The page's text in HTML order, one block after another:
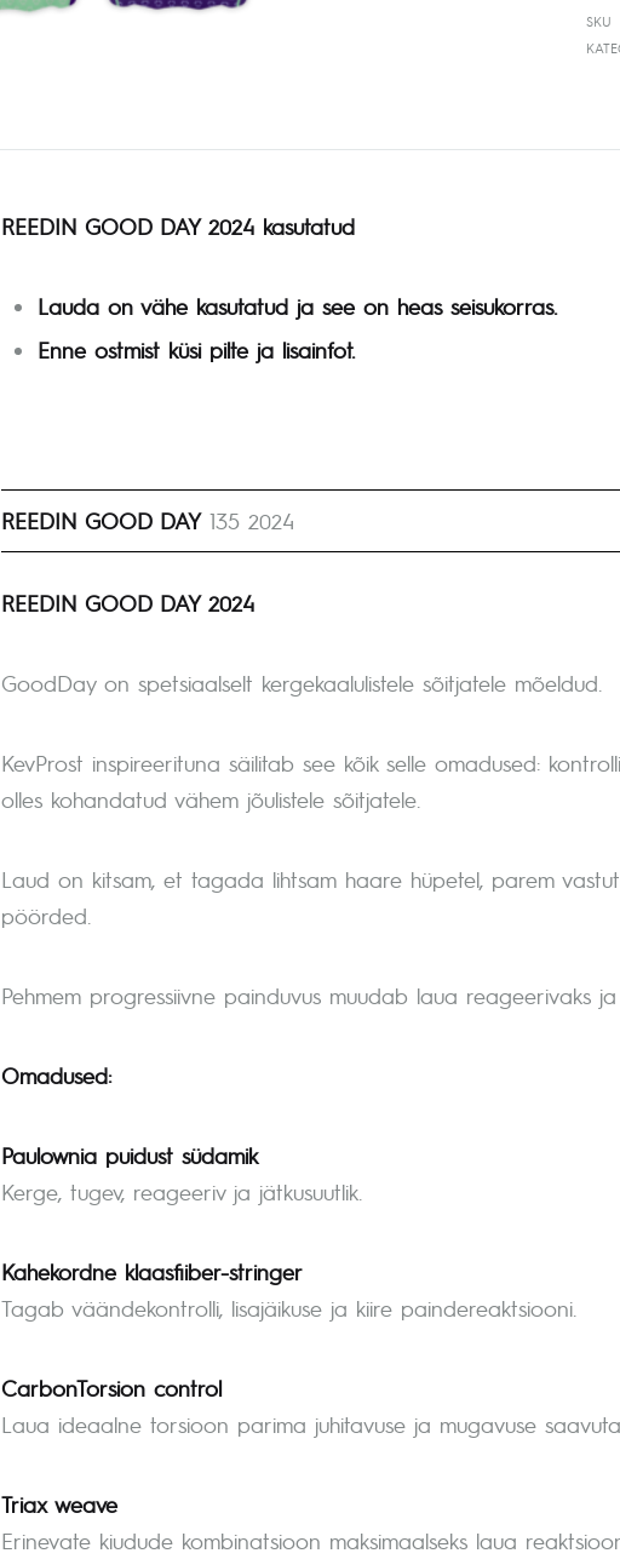
SKU
REEDIN GOOD DAY 2024 kasutatud
Lauda on vähe kasutatud ja see on heas seisukorras.
Enne ostmist küsi pilte ja lisainfot.
REEDIN GOOD DAY135 2024
REEDIN GOOD DAY 2024
GoodDay on spetsiaalselt kergekaalulistele sõitjatele mõeldud.
KevProst inspireerituna säilitab see kõik selle omadused:
olles kohandatud vähem jõulistele sõitjatele.
Laud on kitsam, et tagada lihtsam haare hüpetel, parem
pöörded.
Pehmem progressiivne painduvus muudab laua reageerivaks
Omadused:
Paulownia puidust südamik
Kerge, tugev, reageeriv ja jätkusuutlik.
Kahekordne klaasfiiber-stringer
Tagab väändekontrolli, lisajäikuse ja kiire paindereaktsiooni.
CarbonTorsion control
Laua ideaalne torsioon parima juhitavuse ja mugavuse
Triax weave
Erinevate kiudude kombinatsioon maksimaalseks laua